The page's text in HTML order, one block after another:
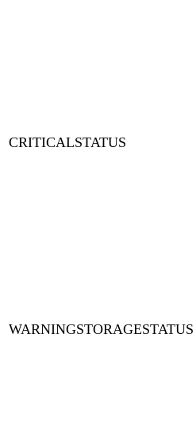
CRITICALSTATUS
WARNINGSTORAGESTATUS